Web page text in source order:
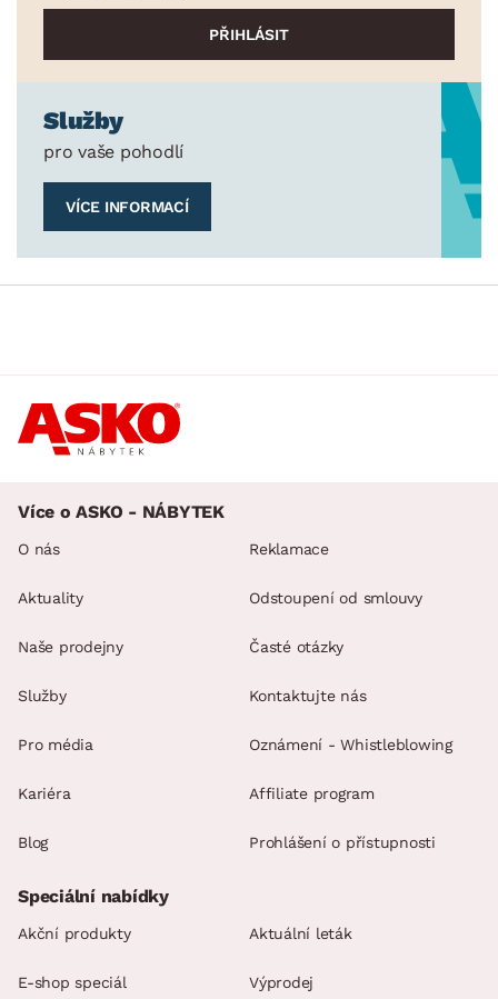
Služby
pro vaše pohodlí
VÍCE INFORMACÍ
Více o ASKO - NÁBYTEK
O nás
Aktuality
Naše prodejny
Služby
Pro média
Kariéra
Blog
Reklamace
Odstoupení od smlouvy
Časté otázky
Kontaktujte nás
Oznámení - Whistleblowing
Affiliate program
Prohlášení o přístupnosti
Speciální nabídky
Akční produkty Aktuální leták
E-shop speciál Výprodej